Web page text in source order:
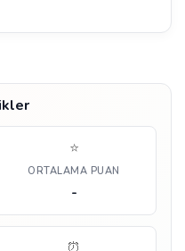
⭐
ORTALAMA PUAN
-